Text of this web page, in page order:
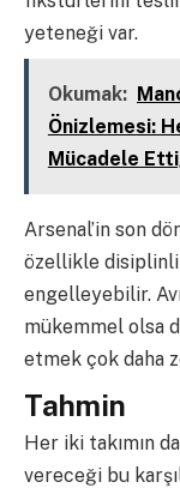
yeteneği var.
Okumak:
Önizlemesi:
Mücadele
Arsenal’in son
özellikle disiplinli
engelleyebilir.
mükemmel olsa
etmek çok daha
Tahmin
Her iki takımın
vereceği bu